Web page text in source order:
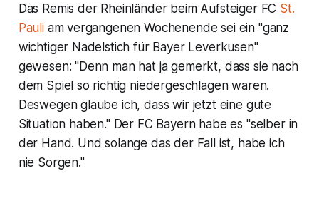
Das Remis der Rheinländer beim Aufsteiger FC St.
Pauliam vergangenen Wochenende sei ein "ganz
wichtiger Nadelstich für Bayer Leverkusen"
gewesen: "Denn man hat ja gemerkt, dass sie nach
dem Spiel so richtig niedergeschlagen waren.
Deswegen glaube ich, dass wir jetzt eine gute
Situation haben." Der FC Bayern habe es "selber in
der Hand. Und solange das der Fall ist, habe ich
nie Sorgen."